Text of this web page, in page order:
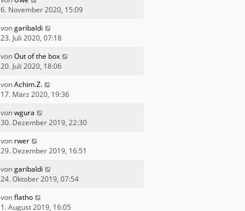
6. November 2020, 15:09
vongaribaldi
23. Juli 2020, 07:18
vonOut of the box
20. Juli 2020, 18:06
vonAchim.Z.
17. März 2020, 19:36
vonwgura
30. Dezember 2019, 22:30
von rwer
29. Dezember 2019, 16:51
vongaribaldi
24. Oktober 2019, 07:54
vonflatho
1. August 2019, 16:05